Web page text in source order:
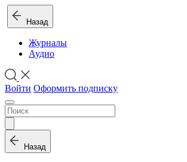
Назад
Журналы
Аудио
Войти Оформить подписку
Назад